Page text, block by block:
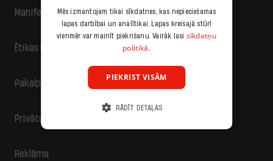
Manifests
Ētikas kodekss
Pakalpojumu sniegšanas noteikumi
Privātuma politika
Reklāma
Mēs izmantojam tikai sīkdatnes, kas nepieciešamas
lapas darbībai un analītikai. Lapas kreisajā stūrī
vienmēr var mainīt piekrišanu. Vairāk lasi sīkdatņu
politikā.
PIEKRIST VISĀM
RĀDĪT DETAĻAS